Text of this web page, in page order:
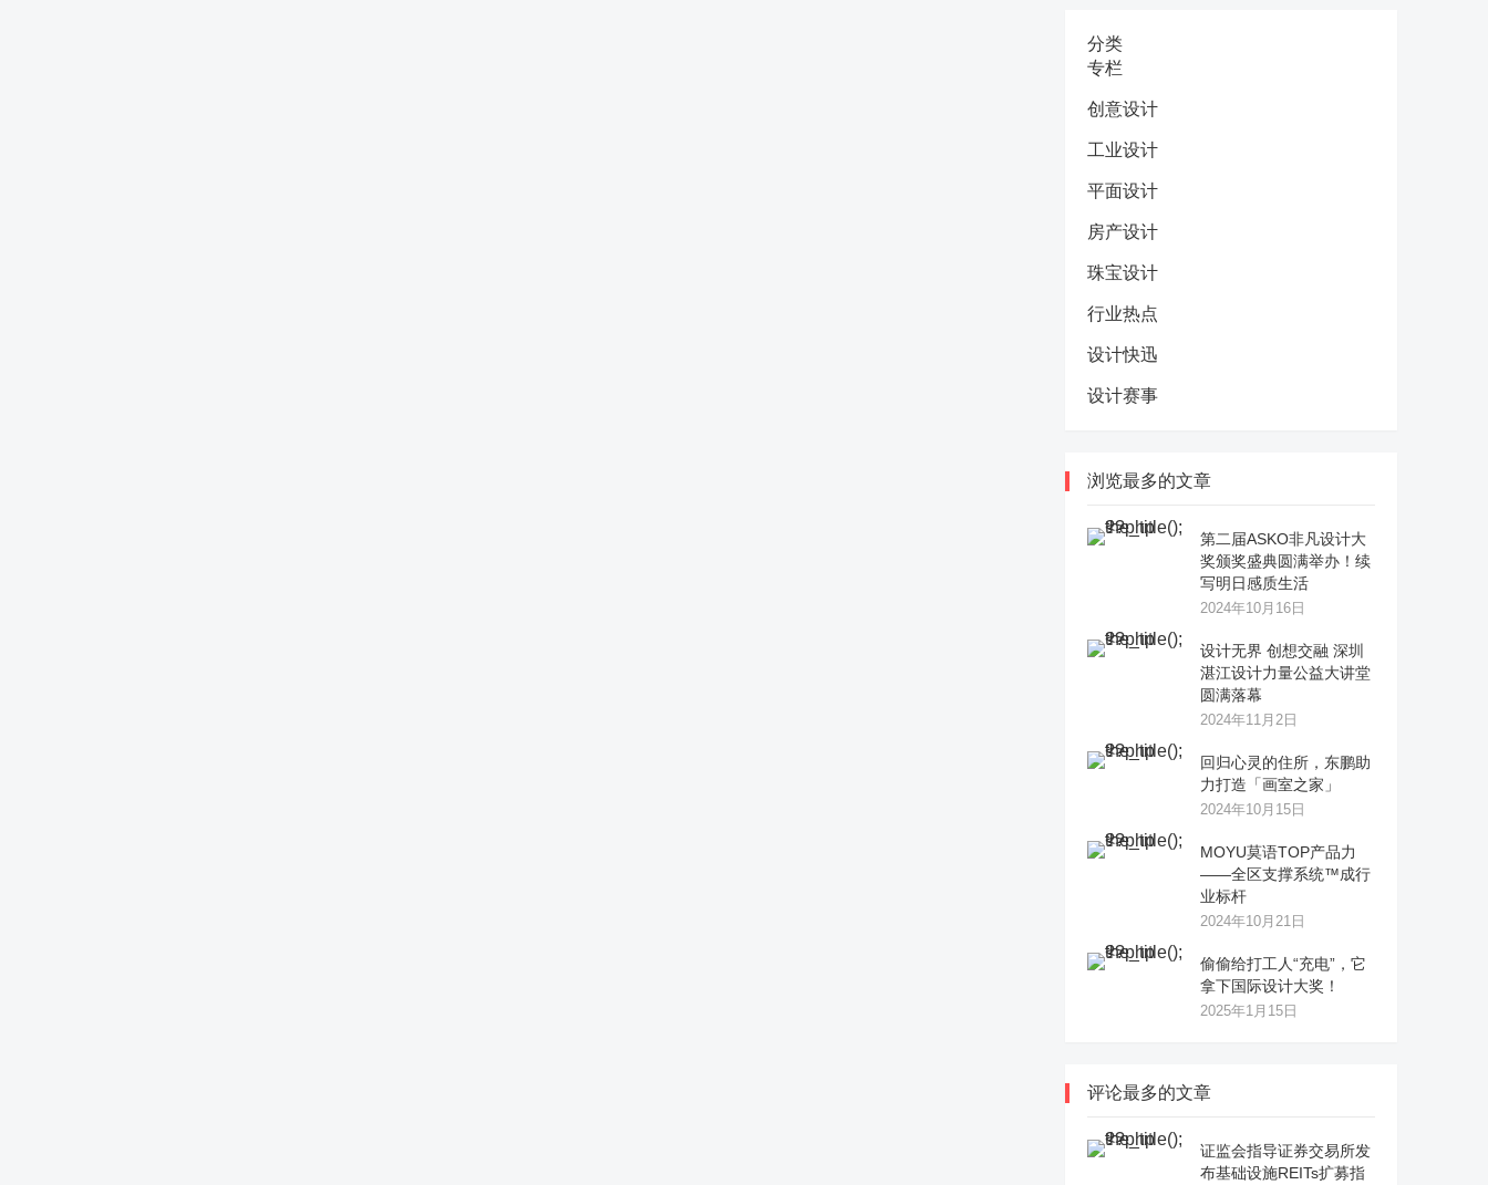
分类
专栏
创意设计
工业设计
平面设计
房产设计
珠宝设计
行业热点
设计快迅
设计赛事
浏览最多的文章
第二届ASKO非凡设计大
奖颁奖盛典圆满举办！续
写明日感质生活
2024年10月16日
设计无界 创想交融 深圳
湛江设计力量公益大讲堂
圆满落幕
2024年11月2日
回归心灵的住所，东鹏助
力打造「画室之家」
2024年10月15日
MOYU莫语TOP产品力
——全区支撑系统™成行
业标杆
2024年10月21日
偷偷给打工人“充电”，它
拿下国际设计大奖！
2025年1月15日
评论最多的文章
证监会指导证券交易所发
布基础设施REITs扩募指